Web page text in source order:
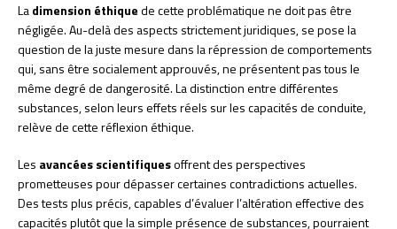
Ladimension éthiquede cette problématique ne doit pas être
négligée. Au-delà des aspects strictement juridiques, se pose la
question de la juste mesure dans la répression de comportements
qui, sans être socialement approuvés, ne présentent pas tous le
même degré de dangerosité. La distinction entre différentes
substances, selon leurs effets réels sur les capacités de conduite,
relève de cette réflexion éthique.
Les avancées scientifiquesoffrent des perspectives
prometteuses pour dépasser certaines contradictions actuelles.
Des tests plus précis, capables d’évaluer l’altération effective des
capacités plutôt que la simple présence de substances, pourraient